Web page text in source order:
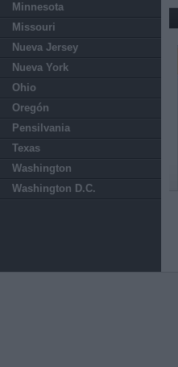
Minnesota
Missouri
Nueva Jersey
Nueva York
Ohio
Oregón
Pensilvania
Texas
Washington
Washington D.C.